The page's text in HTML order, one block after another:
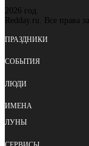
2026 год.
Redday.ru. Все права
ПРАЗДНИКИ
СОБЫТИЯ
ЛЮДИ
ИМЕНА
ЛУНЫ